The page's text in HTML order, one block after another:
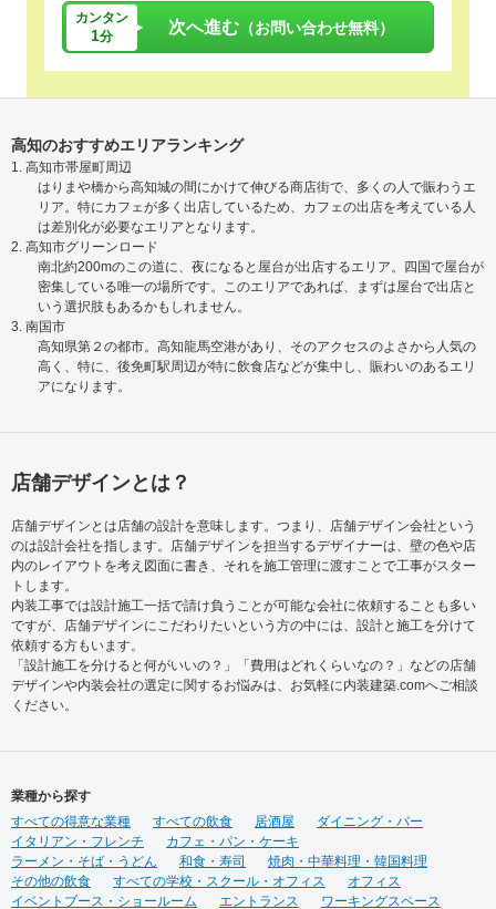
カンタン
1分 次へ進む （お問い合わせ無料）
高知のおすすめエリアランキング
1. 高知市帯屋町周辺
はりまや橋から高知城の間にかけて伸びる商店街で、多くの人で賑わうエ
リア。特にカフェが多く出店しているため、カフェの出店を考えている人
は差別化が必要なエリアとなります。
2. 高知市グリーンロード
南北約200mのこの道に、夜になると屋台が出店するエリア。四国で屋台が
密集している唯一の場所です。このエリアであれば、まずは屋台で出店と
いう選択肢もあるかもしれません。
3. 南国市
高知県第２の都市。高知龍馬空港があり、そのアクセスのよさから人気の
高く、特に、後免町駅周辺が特に飲食店などが集中し、賑わいのあるエリ
アになります。
店舗デザインとは？
店舗デザインとは店舗の設計を意味します。つまり、店舗デザイン会社という
のは設計会社を指します。店舗デザインを担当するデザイナーは、壁の色や店
内のレイアウトを考え図面に書き、それを施工管理に渡すことで工事がスター
トします。
内装工事では設計施工一括で請け負うことが可能な会社に依頼することも多い
ですが、店舗デザインにこだわりたいという方の中には、設計と施工を分けて
依頼する方もいます。
「設計施工を分けると何がいいの？」「費用はどれくらいなの？」などの店舗
デザインや内装会社の選定に関するお悩みは、お気軽に内装建築.comへご相談
ください。
業種から探す
すべての得意な業種
すべての飲食 居酒屋
ダイニング・バー
イタリアン・フレンチ
カフェ・パン・ケーキ
ラーメン・そば・うどん
和食・寿司
焼肉・中華料理・韓国料理
その他の飲食
すべての学校・スクール・オフィス
オフィス
イベントブース・ショールーム
エントランス
ワーキングスペース